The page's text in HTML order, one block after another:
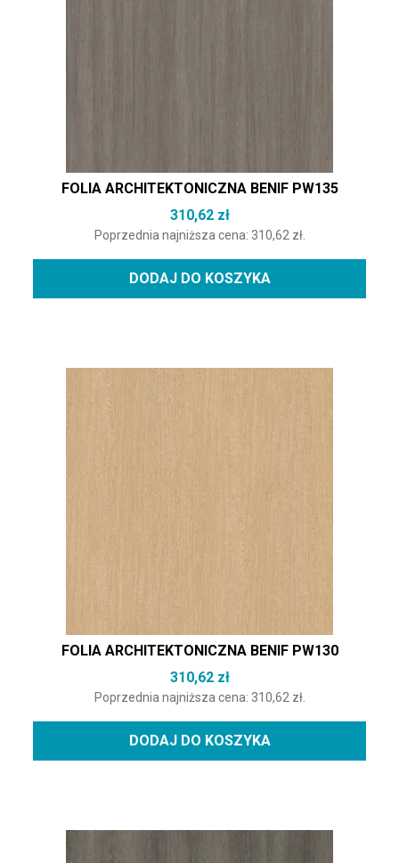
FOLIA ARCHITEKTONICZNA BENIF PW135
310,62 zł
Poprzednia najniższa cena: 310,62 zł.
DODAJ DO KOSZYKA
FOLIA ARCHITEKTONICZNA BENIF PW130
310,62 zł
Poprzednia najniższa cena: 310,62 zł.
DODAJ DO KOSZYKA